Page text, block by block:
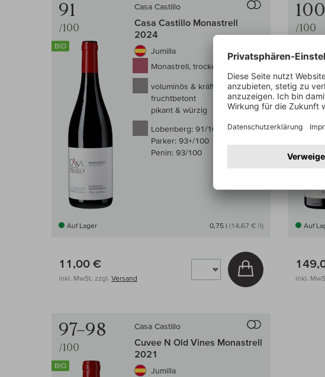
91
/100
BIO
Casa Castillo
Casa Castillo Monastrell
2024
Jumilla
Monastrell, trocken
voluminös & kräftig
fruchtbetont
pikant & würzig
Lobenberg: 91/100
Parker: 93+/100
Penin: 93/100
Auf Lager 0,75 l (14,67 € /l)
11,00 €
inkl. MwSt, zzgl. Versand
In den
100
/100
Auf
inkl.
97–98
/100
BIO
Casa Castillo
Cuvee N Old Vines Monastrell
2021
Jumilla